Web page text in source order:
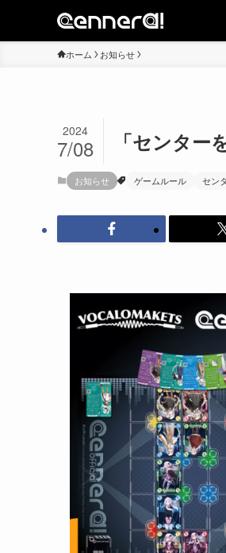
ホーム お知らせ
「センタ
2024
7/08
お知らせ ゲームルール セン